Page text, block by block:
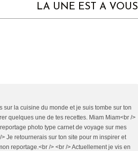
LA UNE EST A VOUS
sur la cuisine du monde et je suis tombe sur ton
quelques une de tes recettes. Miam Miam<br />
photo type carnet de voyage sur mes
Je retournerais sur ton site pour m inspirer et
reportage.<br /> <br /> Actuellement je vis en